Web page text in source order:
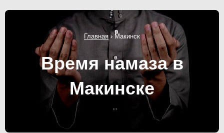
Главная› Макинск
Время намаза в
Макинске